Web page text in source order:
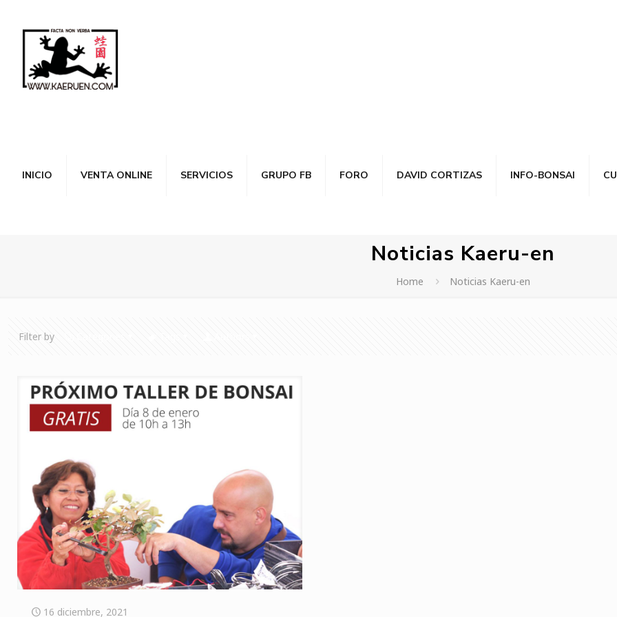
INICIO VENTA ONLINE SERVICIOS GRUPO FB FORO DAVID CORTIZAS INFO-BONSAI
Noticias Kaeru-en
Home Noticias Kaeru-en
Filter by
16 diciembre, 2021